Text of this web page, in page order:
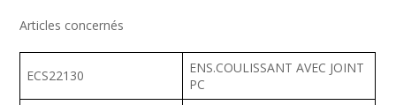
Articles concernés
ECS22130
ENS.COULISSANT AVEC JOINT
PC